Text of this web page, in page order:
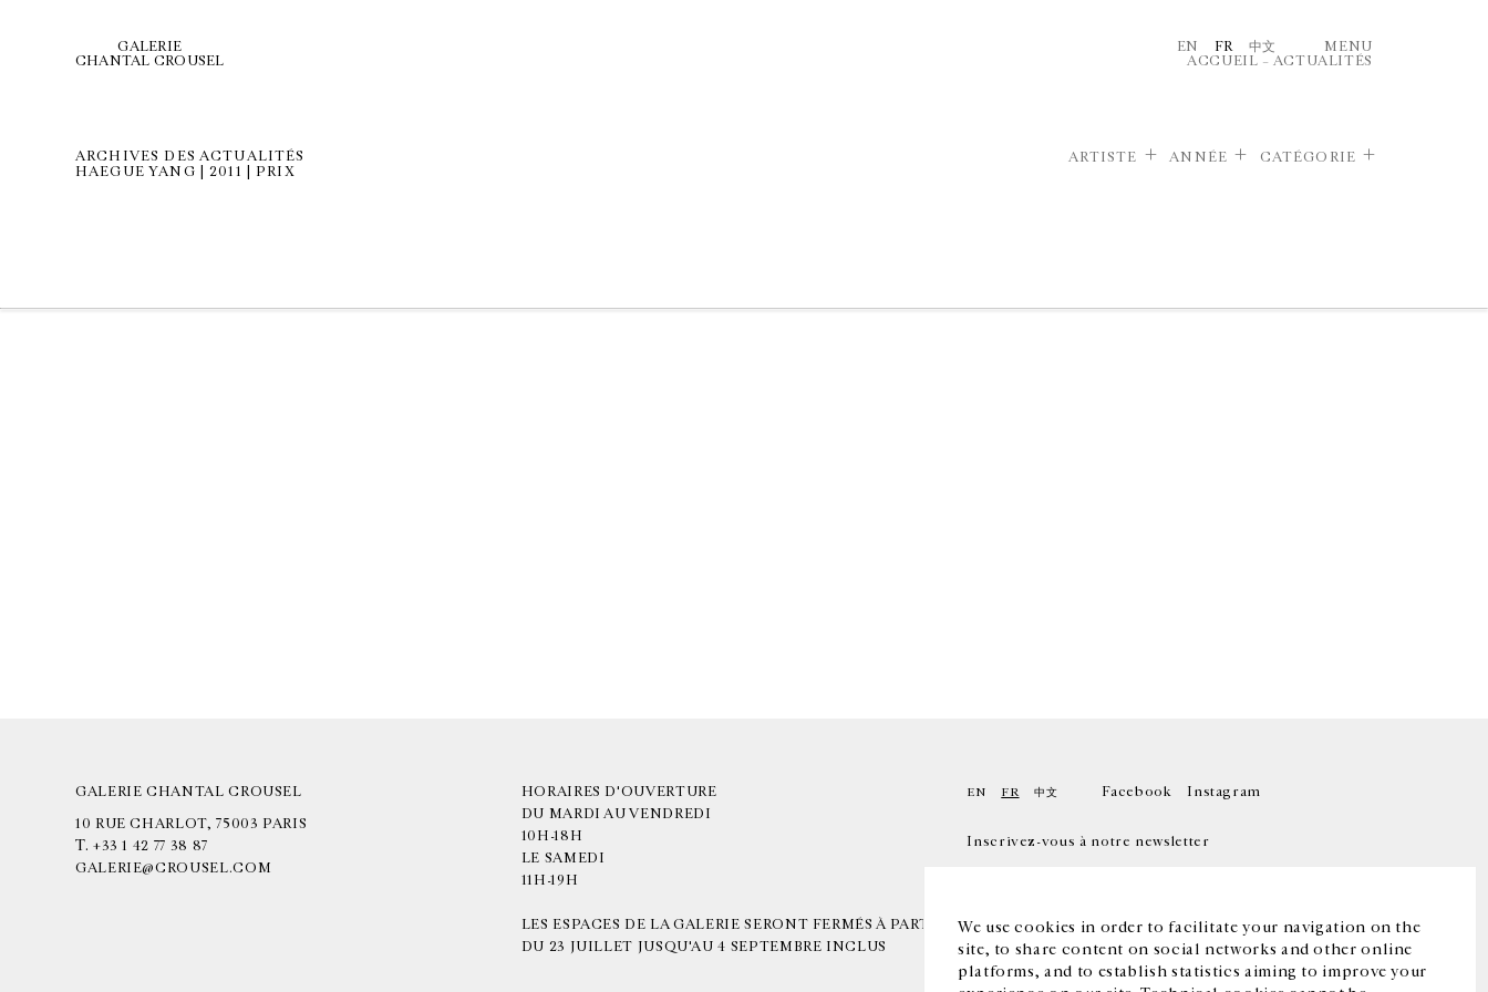
We use cookies in order to facilitate your navigation on the
site, to share content on social networks and other online
platforms, and to establish statistics aiming to improve your
GALERIE
CHANTAL CROUSEL
EN FR 中文
MENU
ACCUEIL – ACTUALITÉS
ARCHIVES DES ACTUALITÉS
HAEGUE YANG | 2011 | PRIX
ARTISTE ANNÉE CATÉGORIE
GALERIE CHANTAL CROUSEL
10 RUE CHARLOT, 75003 PARIS
T. +33 1 42 77 38 87
GALERIE@CROUSEL.COM
HORAIRES D'OUVERTURE
DU MARDI AU VENDREDI
10H-18H
LE SAMEDI
11H-19H
LES ESPACES DE LA GALERIE SERONT FERMÉS À PARTIR
DU 23 JUILLET JUSQU'AU 4 SEPTEMBRE INCLUS
EN FR 中文 Facebook Instagram
Inscrivez-vous à notre newsletter